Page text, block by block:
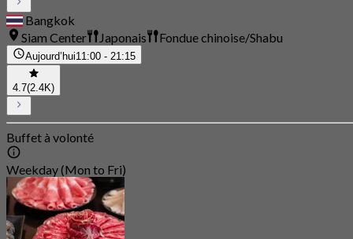
Bangkok
Siam Center
Japonais Fondue chinoise/Shabu
Aujourd’hui11:00 - 21:15
4.7(2.4K)
Buffet à volonté
Weekday (Mon to Fri)